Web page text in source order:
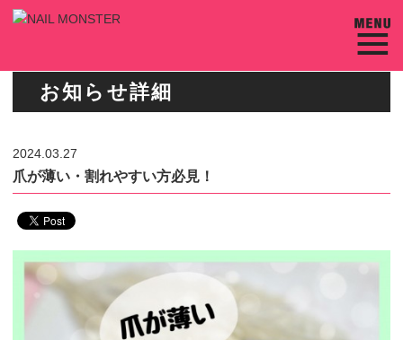
お知らせ詳細
2024.03.27
爪が薄い・割れやすい方必見！